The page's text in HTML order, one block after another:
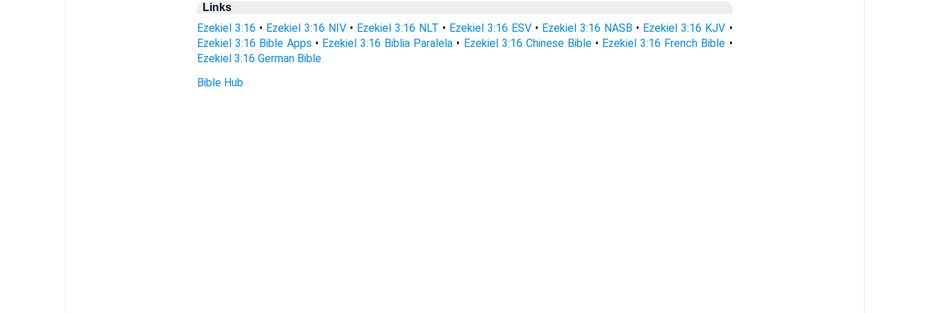
Links
Ezekiel 3:16 • Ezekiel 3:16 NIV• Ezekiel 3:16 NLT • Ezekiel 3:16 ESV • Ezekiel 3:16 NASB • Ezekiel 3:16 KJV •
Ezekiel 3:16 Bible Apps • Ezekiel 3:16 Biblia Paralela • Ezekiel 3:16 Chinese Bible• Ezekiel 3:16 French Bible •
Ezekiel 3:16 German Bible
Bible Hub